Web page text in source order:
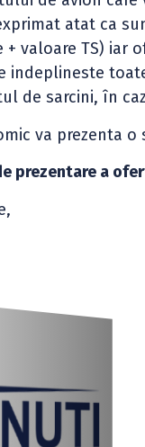
atat ca
valoare TS) iar
indeplineste
de sarcini, în
va prezenta
prezentare a